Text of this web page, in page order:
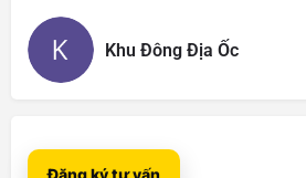
Khu Đông Địa Ốc
Đăng ký tư vấn